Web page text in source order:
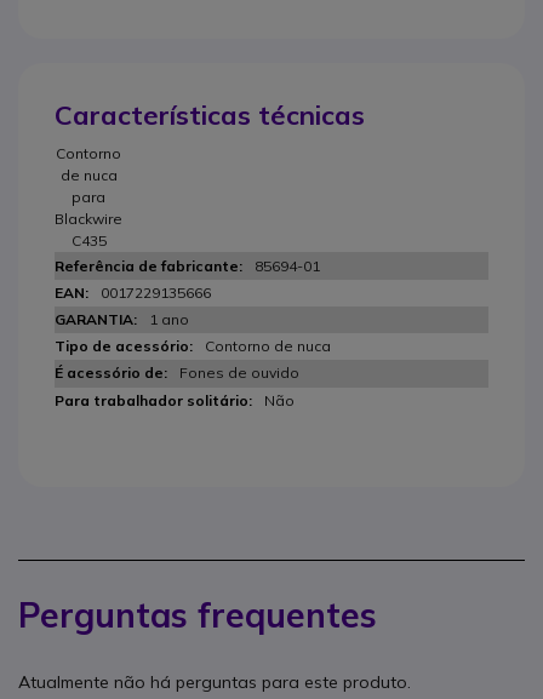
Características técnicas
Contorno
de nuca
para
Blackwire
C435
85694-01
0017229135666
1 ano
Contorno de nuca
Fones de ouvido
Não
Perguntas frequentes
Atualmente não há perguntas para este produto.